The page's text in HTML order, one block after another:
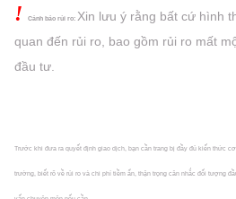
! Cảnh báo rủi ro: Xin lưu ý rằng bất cứ hình
quan đến rủi ro, bao gồm rủi ro mất
đầu tư.
Trước khi đưa ra quyết định giao dịch, bạn cần trang bị đầy đủ kiến thức
trường, biết rõ về rủi ro và chi phí tiềm ẩn, thận trọng cân nhắc đối tượng